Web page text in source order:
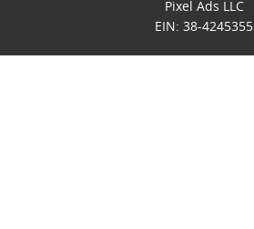
Pixel Ads LLC
EIN: 38-4245355